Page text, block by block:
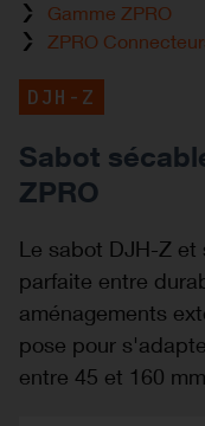
Gamme ZPRO
ZPRO
DJH-Z
Sabot
ZPRO
Le sabot DJH-Z et
parfaite entre
aménagements
pose pour
entre 45 et 160